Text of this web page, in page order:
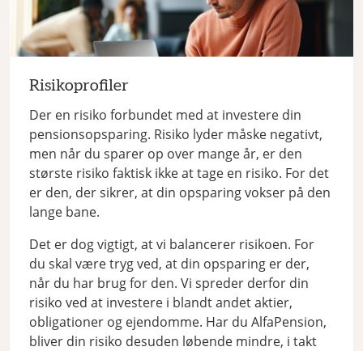
Risikoprofiler
Der en risiko forbundet med at investere din
pensionsopsparing. Risiko lyder måske negativt,
men når du sparer op over mange år, er den
største risiko faktisk ikke at tage en risiko. For det
er den, der sikrer, at din opsparing vokser på den
lange bane.
Det er dog vigtigt, at vi balancerer risikoen. For
du skal være tryg ved, at din opsparing er der,
når du har brug for den. Vi spreder derfor din
risiko ved at investere i blandt andet aktier,
obligationer og ejendomme. Har du AlfaPension,
bliver din risiko desuden løbende mindre, i takt